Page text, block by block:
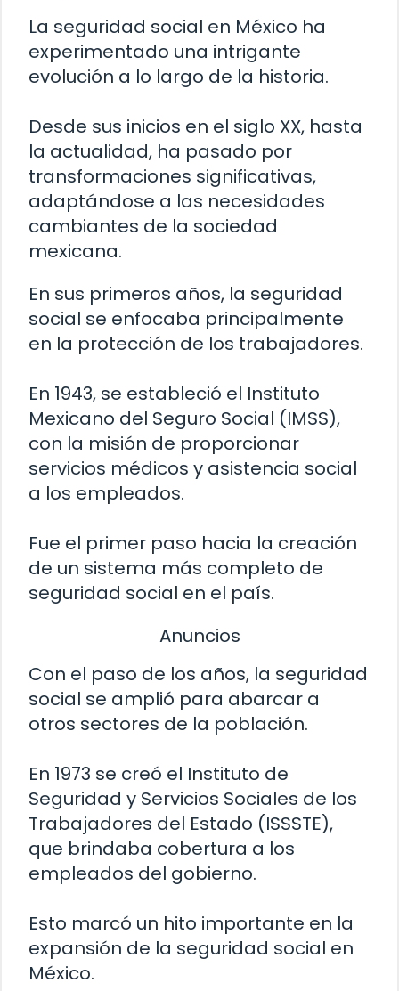
La seguridad social en México ha
experimentado una intrigante
evolución a lo largo de la historia.
Desde sus inicios en el siglo XX, hasta
la actualidad, ha pasado por
transformaciones significativas,
adaptándose a las necesidades
cambiantes de la sociedad
mexicana.
En sus primeros años, la seguridad
social se enfocaba principalmente
en la protección de los trabajadores.
En 1943, se estableció el Instituto
Mexicano del Seguro Social (IMSS),
con la misión de proporcionar
servicios médicos y asistencia social
a los empleados.
Fue el primer paso hacia la creación
de un sistema más completo de
seguridad social en el país.
Anuncios
Con el paso de los años, la seguridad
social se amplió para abarcar a
otros sectores de la población.
En 1973 se creó el Instituto de
Seguridad y Servicios Sociales de los
Trabajadores del Estado (ISSSTE),
que brindaba cobertura a los
empleados del gobierno.
Esto marcó un hito importante en la
expansión de la seguridad social en
México.